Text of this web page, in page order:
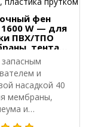
фен
1600 W — для
ПВХ/ТПО
тента,
пластика
и
насадкой 40
мембраны,
и
A 1600 W